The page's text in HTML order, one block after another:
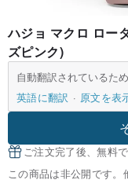
ハジョ マクロ ロー
ズピンク)
自動翻訳されているた
英語に翻訳
原文を表
ご注文完了後、無料で
この商品は非公開です。